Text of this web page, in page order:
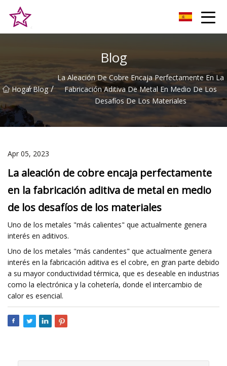
Blog
Hogar
/ Blog /
La Aleación De Cobre Encaja Perfectamente En La
Fabricación Aditiva De Metal En Medio De Los
Desafíos De Los Materiales
Apr 05, 2023
La aleación de cobre encaja perfectamente
en la fabricación aditiva de metal en medio
de los desafíos de los materiales
Uno de los metales "más calientes" que actualmente genera
interés en aditivos.
Uno de los metales "más candentes" que actualmente genera
interés en la fabricación aditiva es el cobre, en gran parte debido
a su mayor conductividad térmica, que es deseable en industrias
como la electrónica y la cohetería, donde el intercambio de
calor es esencial.